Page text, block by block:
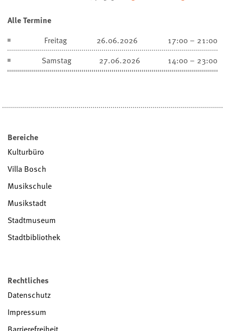
Alle Termine
Freitag
26.06.2026
17:00 – 21:00
Samstag
27.06.2026 14:00 – 23:00
Bereiche
Kulturbüro
Villa Bosch
Musikschule
Musikstadt
Stadtmuseum
Stadtbibliothek
Rechtliches
Datenschutz
Impressum